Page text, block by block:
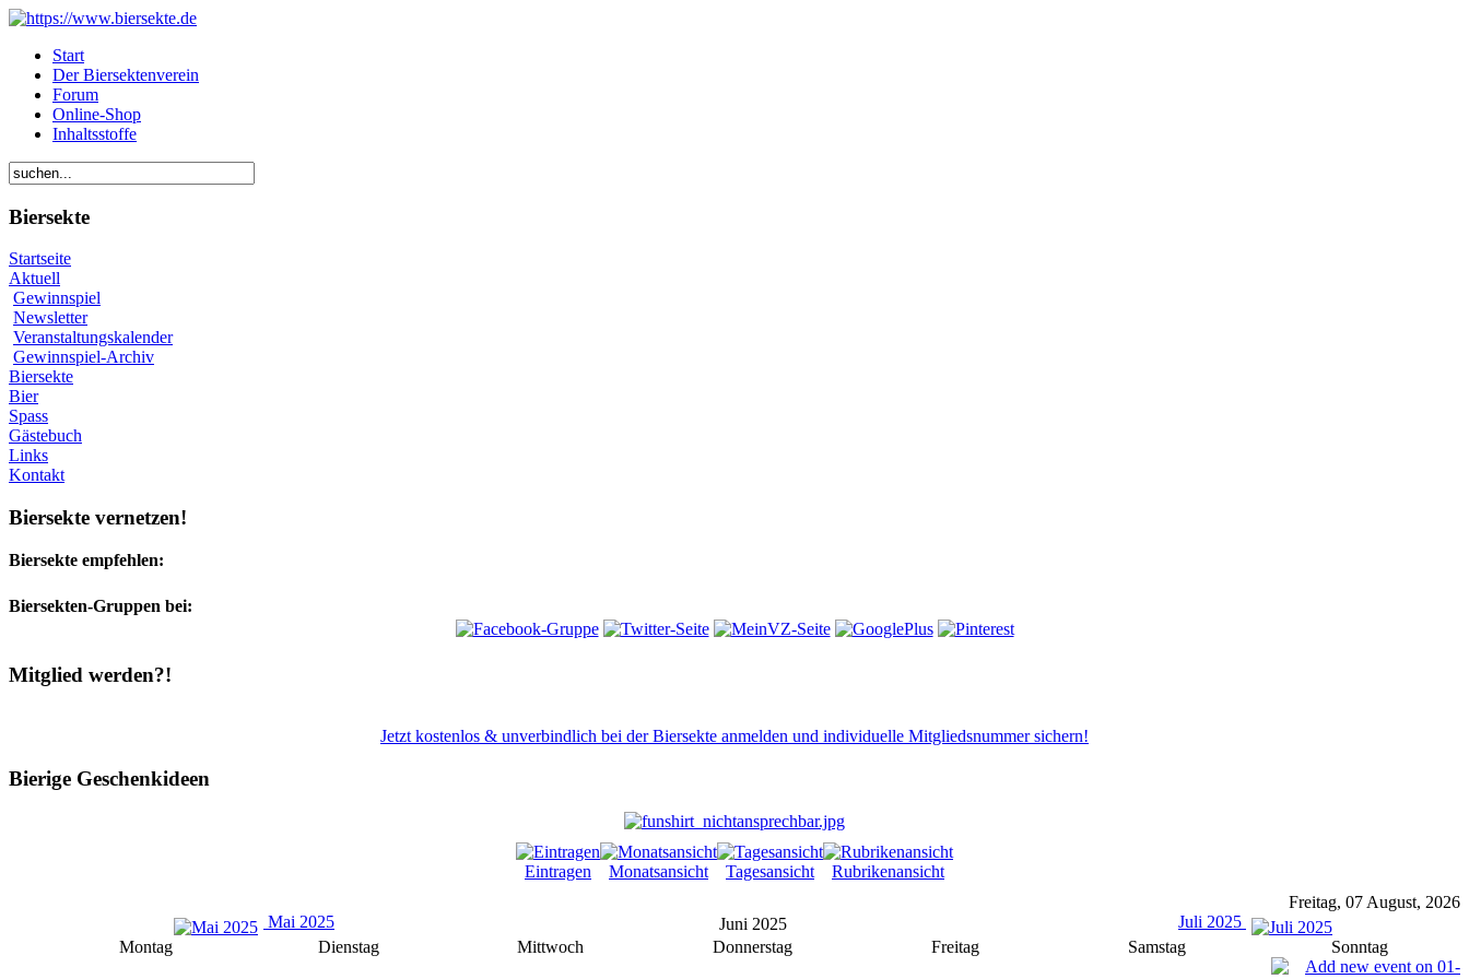
Start
Der Biersektenverein
Forum
Online-Shop
Inhaltsstoffe
Biersekte
Startseite
Aktuell
Gewinnspiel
Newsletter
Veranstaltungskalender
Gewinnspiel-Archiv
Biersekte
Bier
Spass
Gästebuch
Links
Kontakt
Biersekte vernetzen!
Biersekte empfehlen:
Biersekten-Gruppen bei:
Mitglied werden?!
Jetzt kostenlos & unverbindlich bei der Biersekte anmelden und individuelle Mitgliedsnummer sichern!
Bierige Geschenkideen
Eintragen Monatsansicht Tagesansicht
Rubrikenansicht
Freitag, 07 August, 2026
Mai 2025
Juni 2025
Juli 2025
Montag
Dienstag Mittwoch Donnerstag Freitag Samstag Sonntag